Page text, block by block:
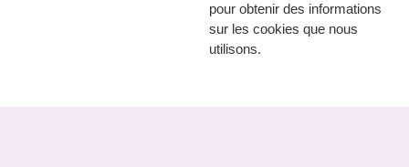
pour obtenir des informations
sur les cookies que nous
utilisons.